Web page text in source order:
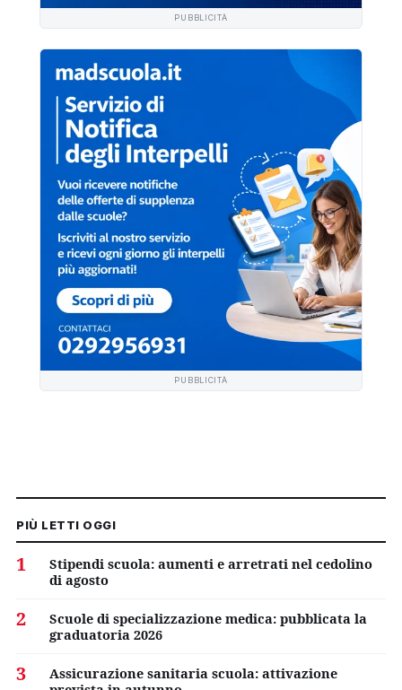
PUBBLICITÀ
PUBBLICITÀ
PIÙ LETTI OGGI
1
Stipendi scuola: aumenti e arretrati nel cedolino
di agosto
2
Scuole di specializzazione medica: pubblicata la
graduatoria 2026
3
Assicurazione sanitaria scuola: attivazione